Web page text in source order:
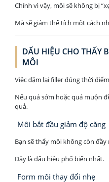
Chính vì vậy, môi sẽ không bị
Mà sẽ giảm thể tích một cách
DẤU HIỆU CHO THẤY
MÔI
Việc dặm lại filler đúng thời
Nếu quá sớm hoặc quá muộn
quả.
Môi bắt đầu giảm độ căng
Bạn sẽ thấy môi không còn
Đây là dấu hiệu phổ biến nhất.
Form môi thay đổi nhẹ